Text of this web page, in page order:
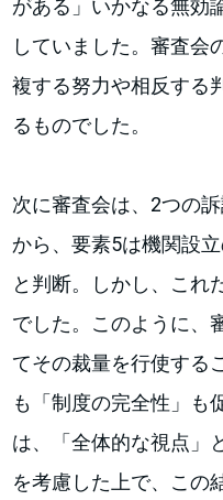
がある」いかなる無効
していました。審査会
複する努力や相反する
るものでした。
次に審査会は、2つの
から、要素5は機関設
と判断。しかし、これ
でした。このように、
てその裁量を行使する
も「制度の完全性」も
は、「全体的な視点」
を考慮した上で、この